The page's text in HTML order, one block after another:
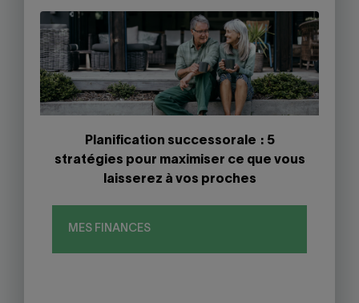
Planification successorale : 5
stratégies pour maximiser ce que vous
laisserez à vos proches
MES FINANCES